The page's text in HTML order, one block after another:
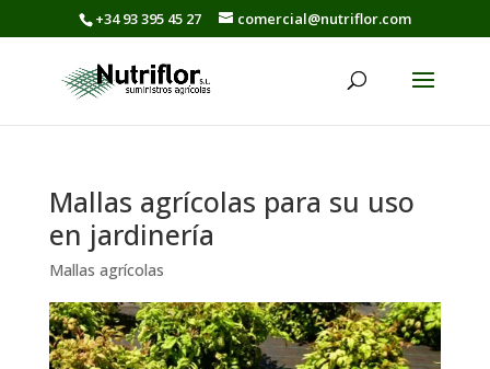
+34 93 395 45 27 comercial@nutriflor.com
Mallas agrícolas para su uso
en jardinería
Mallas agrícolas